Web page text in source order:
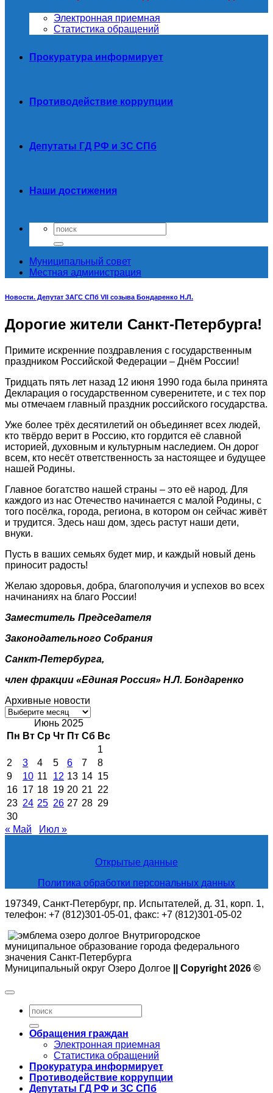
Электронная приемная
Статистика обращений
Прокуратура информирует
Противодействие коррупции
Депутаты ГД РФ и ЗС СПб
Наши достижения
Муниципальный совет
Местная администрация
Новости. Депутат ЗАГС СПб VII созыва Бондаренко Н.Л.
Дорогие жители Санкт-Петербурга!
Примите искренние поздравления с государственным
праздником Российской Федерации – Днём России!
Тридцать пять лет назад 12 июня 1990 года была принята
Декларация о государственном суверенитете, и с тех пор
мы отмечаем главный праздник российского государства.
Уже более трёх десятилетий он объединяет всех людей,
кто твёрдо верит в Россию, кто гордится её славной
историей, духовным и культурным наследием. Он дорог
всем, кто несёт ответственность за настоящее и будущее
нашей Родины.
Главное богатство нашей страны – это её народ. Для
каждого из нас Отечество начинается с малой Родины, с
того посёлка, города, региона, в котором он сейчас живёт
и трудится. Здесь наш дом, здесь растут наши дети,
внуки.
Пусть в ваших семьях будет мир, и каждый новый день
приносит радость!
Желаю здоровья, добра, благополучия и успехов во всех
начинаниях на благо России!
Заместитель Председателя
Законодательного Собрания
Санкт-Петербурга,
член фракции «Единая Россия» Н.Л. Бондаренко
Архивные новости
Архивные
новостиИюнь 2025
Пн Вт Ср Чт Пт Сб Вс
1
2
3 4 5 6 7
8
9
10 11 12 13 14 15
16 17 18 19 20 21 22
23 24 25 26 27 28 29
30
« Май
Июл »
Открытые данные
Политика обработки персональных данных
197349, Санкт-Петербург, пр. Испытателей, д. 31, корп. 1,
телефон: +7 (812)301-05-01, факс: +7 (812)301-05-02
Внутригородское
муниципальное образование города федерального
значения Санкт-Петербурга
Муниципальный округ Озеро Долгое
|| Copyright 2026 ©
Обращения граждан
Электронная приемная
Статистика обращений
Прокуратура информирует
Противодействие коррупции
Депутаты ГД РФ и ЗС СПб